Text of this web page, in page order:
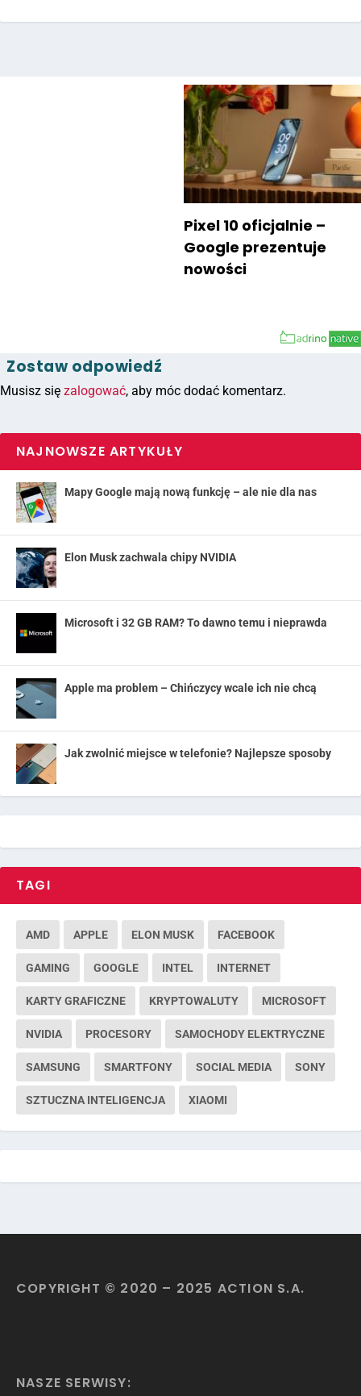
Pixel 10 oficjalnie –
Google prezentuje
nowości
Zostaw odpowiedź
Musisz się zalogować, aby móc dodać komentarz.
NAJNOWSZE ARTYKUŁY
Mapy Google mają nową funkcję – ale nie dla nas
Elon Musk zachwala chipy NVIDIA
Microsoft i 32 GB RAM? To dawno temu i nieprawda
Apple ma problem – Chińczycy wcale ich nie chcą
Jak zwolnić miejsce w telefonie? Najlepsze sposoby
TAGI
AMD APPLE ELON MUSK FACEBOOK
GAMING GOOGLE INTEL INTERNET
KARTY GRAFICZNE KRYPTOWALUTY MICROSOFT
NVIDIA PROCESORY SAMOCHODY ELEKTRYCZNE
SAMSUNG SMARTFONY SOCIAL MEDIA SONY
SZTUCZNA INTELIGENCJA XIAOMI
COPYRIGHT © 2020 – 2025 ACTION S.A.
NASZE SERWISY: